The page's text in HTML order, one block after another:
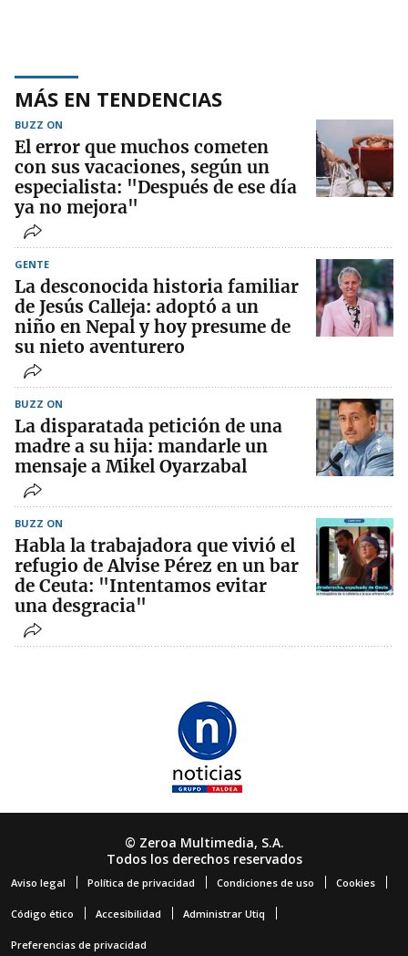
MÁS EN TENDENCIAS
BUZZ ON
El error que muchos cometen
con sus vacaciones, según un
especialista: "Después de ese día
ya no mejora"
GENTE
La desconocida historia familiar
de Jesús Calleja: adoptó a un
niño en Nepal y hoy presume de
su nieto aventurero
BUZZ ON
La disparatada petición de una
madre a su hija: mandarle un
mensaje a Mikel Oyarzabal
BUZZ ON
Habla la trabajadora que vivió el
refugio de Alvise Pérez en un bar
de Ceuta: "Intentamos evitar
una desgracia"
© Zeroa Multimedia, S.A.
Todos los derechos reservados
Aviso legal Política de privacidad Condiciones de uso Cookies
Código ético Accesibilidad Administrar Utiq
Preferencias de privacidad